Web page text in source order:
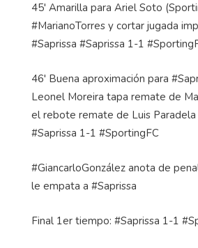
45' Amarilla para Ariel Soto
#MarianoTorres y cortar jugada
#Saprissa #Saprissa 1-1
46' Buena aproximación para
Leonel Moreira tapa remate de
el rebote remate de Luis Paradela
#Saprissa 1-1 #SportingFC
#GiancarloGonzález anota de
le empata a #Saprissa
Final 1er tiempo: #Saprissa 1-1